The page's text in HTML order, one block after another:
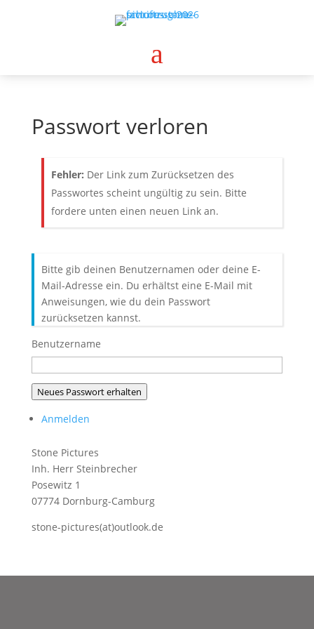
a
Passwort verloren
Fehler: Der Link zum Zurücksetzen des
Passwortes scheint ungültig zu sein. Bitte
fordere unten einen neuen Link an.
Bitte gib deinen Benutzernamen oder deine E-
Mail-Adresse ein. Du erhältst eine E-Mail mit
Anweisungen, wie du dein Passwort
zurücksetzen kannst.
Benutzername
Neues Passwort erhalten
Anmelden
Stone Pictures
Inh. Herr Steinbrecher
Posewitz 1
07774 Dornburg-Camburg
stone-pictures(at)outlook.de